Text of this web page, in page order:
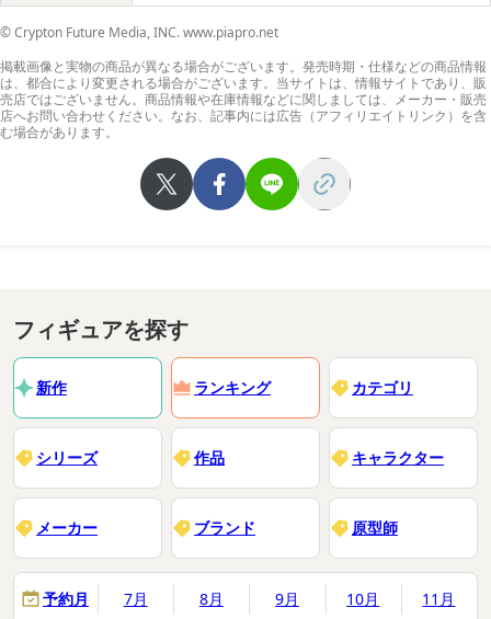
© Crypton Future Media, INC. www.piapro.net
掲載画像と実物の商品が異なる場合がございます。発売時期・仕様などの商品情報
は、都合により変更される場合がございます。当サイトは、情報サイトであり、販
売店ではございません。商品情報や在庫情報などに関しましては、メーカー・販売
店へお問い合わせください。なお、記事内には広告（アフィリエイトリンク）を含
む場合があります。
フィギュアを探す
新作 ランキング カテゴリ
シリーズ 作品 キャラクター
メーカー ブランド 原型師
予約月 7月 8月 9月 10月 11月